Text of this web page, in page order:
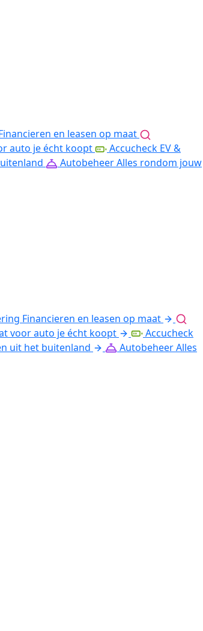
en leasen op maat
auto je écht koopt
Accucheck EV &
AutobeheerAlles rondom jouw
Financieren en leasen op maat
voor auto je écht koopt
Accucheck
uit het buitenland AutobeheerAlles